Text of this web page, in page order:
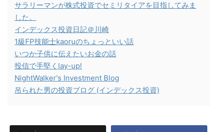
サラリーマンが株式投資でセミリタイアを目指してみま
した。
インデックス投資日記＠川崎
1級FP技能士kaoruのちょっといい話
いつか子供に伝えたいお金の話
投信で手堅くlay-up!
NightWalker's Investment Blog
吊られた男の投資ブログ (インデックス投資)